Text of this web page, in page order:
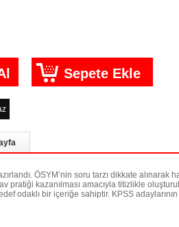
ÖSYM’nin soru tarzı dikkate alınarak
pratiği kazanılması amacıyla titizlikle
odaklı bir içeriğe sahiptir. KPSS adaylarının